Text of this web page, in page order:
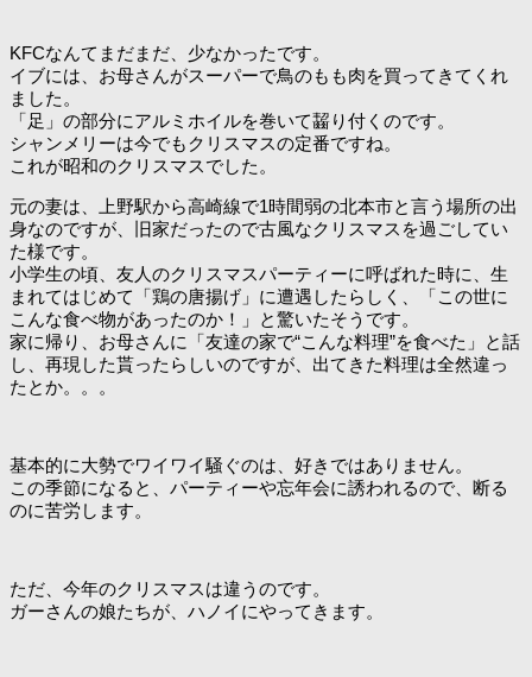
KFCなんてまだまだ、少なかったです。
イブには、お母さんがスーパーで鳥のもも肉を買ってきてくれ
ました。
「足」の部分にアルミホイルを巻いて齧り付くのです。
シャンメリーは今でもクリスマスの定番ですね。
これが昭和のクリスマスでした。
元の妻は、上野駅から高崎線で1時間弱の北本市と言う場所の出
身なのですが、旧家だったので古風なクリスマスを過ごしてい
た様です。
小学生の頃、友人のクリスマスパーティーに呼ばれた時に、生
まれてはじめて「鶏の唐揚げ」に遭遇したらしく、「この世に
こんな食べ物があったのか！」と驚いたそうです。
家に帰り、お母さんに「友達の家で“こんな料理”を食べた」と話
し、再現した貰ったらしいのですが、出てきた料理は全然違っ
たとか。。。
基本的に大勢でワイワイ騒ぐのは、好きではありません。
この季節になると、パーティーや忘年会に誘われるので、断る
のに苦労します。
ただ、今年のクリスマスは違うのです。
ガーさんの娘たちが、ハノイにやってきます。